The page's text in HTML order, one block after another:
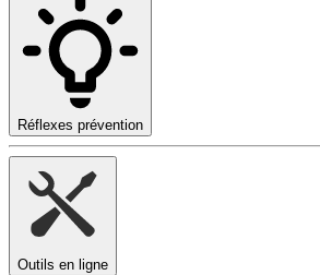
Réflexes prévention
Outils en ligne